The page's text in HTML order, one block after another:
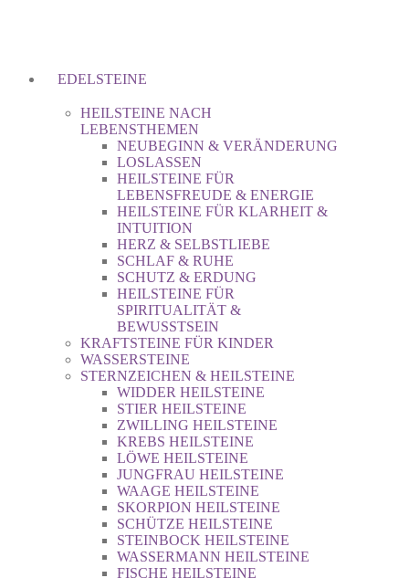
EDELSTEINE
HEILSTEINE NACH
LEBENSTHEMEN
NEUBEGINN & VERÄNDERUNG
LOSLASSEN
HEILSTEINE FÜR
LEBENSFREUDE & ENERGIE
HEILSTEINE FÜR KLARHEIT &
INTUITION
HERZ & SELBSTLIEBE
SCHLAF & RUHE
SCHUTZ & ERDUNG
HEILSTEINE FÜR
SPIRITUALITÄT &
BEWUSSTSEIN
KRAFTSTEINE FÜR KINDER
WASSERSTEINE
STERNZEICHEN & HEILSTEINE
WIDDER HEILSTEINE
STIER HEILSTEINE
ZWILLING HEILSTEINE
KREBS HEILSTEINE
LÖWE HEILSTEINE
JUNGFRAU HEILSTEINE
WAAGE HEILSTEINE
SKORPION HEILSTEINE
SCHÜTZE HEILSTEINE
STEINBOCK HEILSTEINE
WASSERMANN HEILSTEINE
FISCHE HEILSTEINE